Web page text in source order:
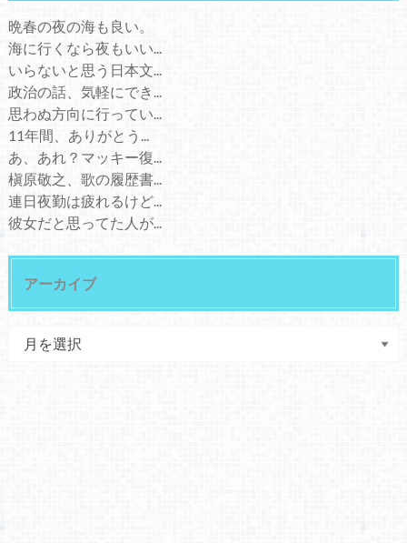
晩春の夜の海も良い。
海に行くなら夜もいい...
いらないと思う日本文...
政治の話、気軽にでき...
思わぬ方向に行ってい...
11年間、ありがとう...
あ、あれ？マッキー復...
槇原敬之、歌の履歴書...
連日夜勤は疲れるけど...
彼女だと思ってた人が...
アーカイブ